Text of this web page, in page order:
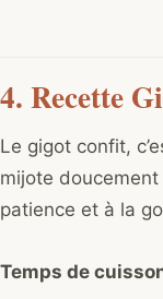
4. Recette
Le gigot confit,
mijote
patience et à la
Temps de